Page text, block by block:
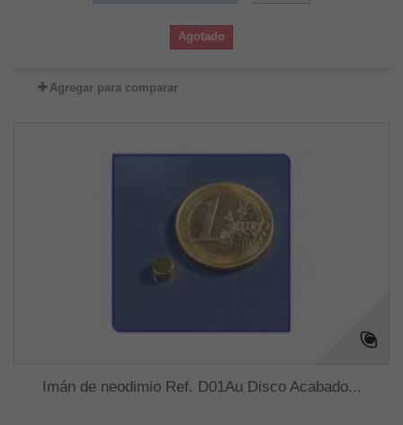
Agotado
Agregar para comparar
Imán de neodimio Ref. D01Au Disco Acabado...